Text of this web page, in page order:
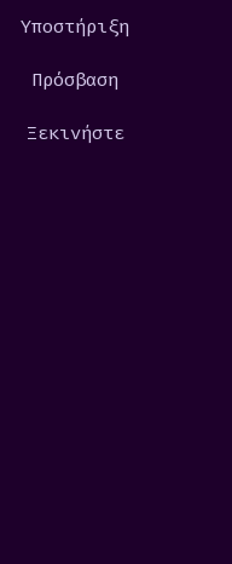
Υποστήριξη
Πρόσβαση
Ξεκινήστε